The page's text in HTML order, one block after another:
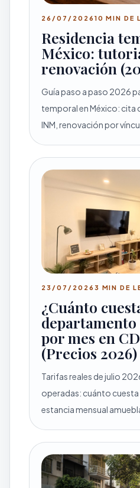
26/07/202610 MIN DE
Residencia
México:
renovación
Guía paso a paso 2026
temporal en México: cita
INM, renovación por
23/07/20263 MIN DE
¿Cuánto
por mes en
(Precios 2026)
Tarifas reales de julio
operadas: cuánto cuesta
estancia mensual